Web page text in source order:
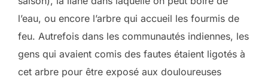
l’eau, ou encore l’arbre qui accueil les fourmis de
feu. Autrefois dans les communautés indiennes, les
gens qui avaient comis des fautes étaient ligotés à
cet arbre pour être exposé aux douloureuses